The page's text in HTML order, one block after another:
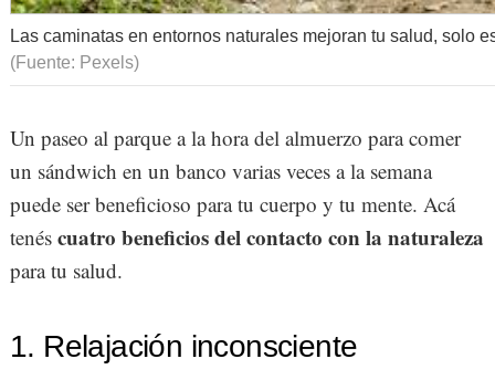
Las caminatas en entornos naturales mejoran tu salud, solo
(Fuente: Pexels)
Un paseo al parque a la hora del almuerzo para comer
un sándwich en un banco varias veces a la semana
puede ser beneficioso para tu cuerpo y tu mente. Acá
tenés cuatro beneficios del contacto con la naturaleza
para tu salud.
1. Relajación inconsciente